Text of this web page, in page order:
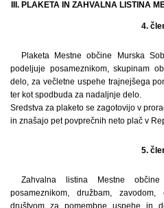
III. PLAKETA IN ZAHVALNA LISTINA
4.
Plaketa Mestne občine Murska
podeljuje posameznikom, skupinam
delo, za večletne uspehe trajnejšega
ter kot spodbuda za nadaljnje delo.
Sredstva za plaketo se zagotovijo v
in znašajo pet povprečnih neto plač v
5.
Zahvalna listina Mestne
posameznikom, družbam,
društvom za pomembne uspehe in